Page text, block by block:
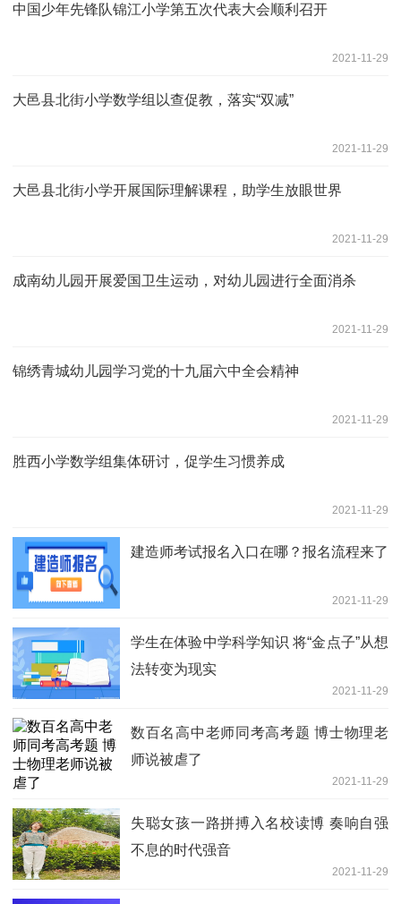
中国少年先锋队锦江小学第五次代表大会顺利召开
2021-11-29
大邑县北街小学数学组以查促教，落实“双减”
2021-11-29
大邑县北街小学开展国际理解课程，助学生放眼世界
2021-11-29
成南幼儿园开展爱国卫生运动，对幼儿园进行全面消杀
2021-11-29
锦绣青城幼儿园学习党的十九届六中全会精神
2021-11-29
胜西小学数学组集体研讨，促学生习惯养成
2021-11-29
建造师考试报名入口在哪？报名流程来了
2021-11-29
学生在体验中学科学知识 将“金点子”从想
法转变为现实
2021-11-29
数百名高中老师同考高考题 博士物理老
师说被虐了
2021-11-29
失聪女孩一路拼搏入名校读博 奏响自强
不息的时代强音
2021-11-29